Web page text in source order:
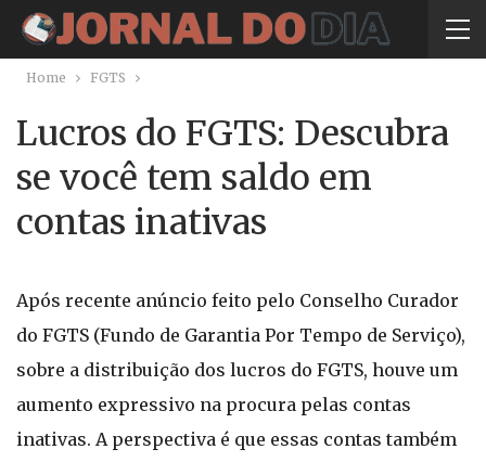
Home FGTS
Lucros do FGTS: Descubra
se você tem saldo em
contas inativas
Após recente anúncio feito pelo Conselho Curador
do FGTS (Fundo de Garantia Por Tempo de Serviço),
sobre a distribuição dos lucros do FGTS, houve um
aumento expressivo na procura pelas contas
inativas. A perspectiva é que essas contas também